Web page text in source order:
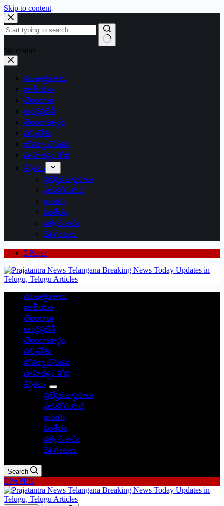
Skip to content
No results
ముఖ్యాంశాలు
జాతీయం
తెలంగాణ
ఆంధ్రప్రదేశ్
తెలంగాణార్థం
సన్నివేశం
బొమ్మా బొరుసు
సాహిత్యం-శోభ
శీర్షికలు
ప్రత్యేక వ్యాసాలు
ఎడిటోరియల్
అరుగు
సంకేతం
దక్కన్.కామ్
24 గంటలు
EPaper
ముఖ్యాంశాలు
జాతీయం
తెలంగాణ
ఆంధ్రప్రదేశ్
తెలంగాణార్థం
సన్నివేశం
బొమ్మా బొరుసు
సాహిత్యం-శోభ
శీర్షికలు
ప్రత్యేక వ్యాసాలు
ఎడిటోరియల్
అరుగు
సంకేతం
దక్కన్.కామ్
24 గంటలు
Search
EPAPER